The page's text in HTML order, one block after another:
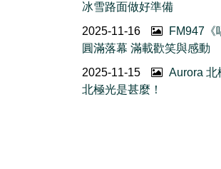
冰雪路面做好準備
2025-11-16
FM947《
圓滿落幕 滿載歡笑與感動
2025-11-15
Aurora 北
北極光是甚麼！